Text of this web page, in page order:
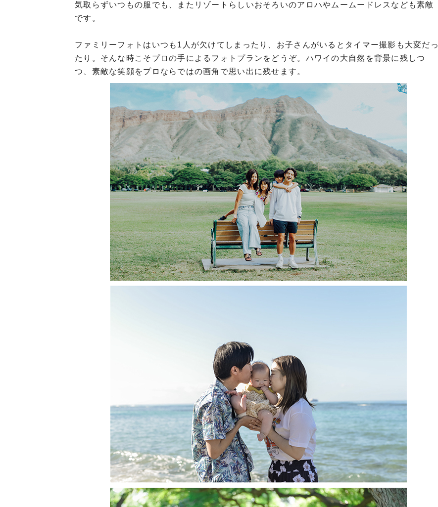
気取らずいつもの服でも、またリゾートらしいおそろいのアロハやムームードレスなども素敵
です。
ファミリーフォトはいつも1人が欠けてしまったり、お子さんがいるとタイマー撮影も大変だっ
たり。そんな時こそプロの手によるフォトプランをどうぞ。ハワイの大自然を背景に残しつ
つ、素敵な笑顔をプロならではの画角で思い出に残せます。